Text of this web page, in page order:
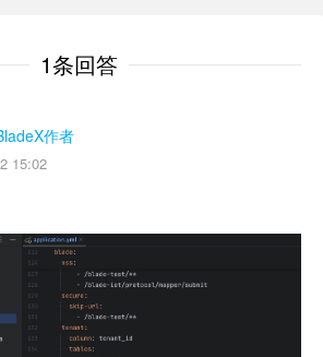
1条回答
作者
15:02